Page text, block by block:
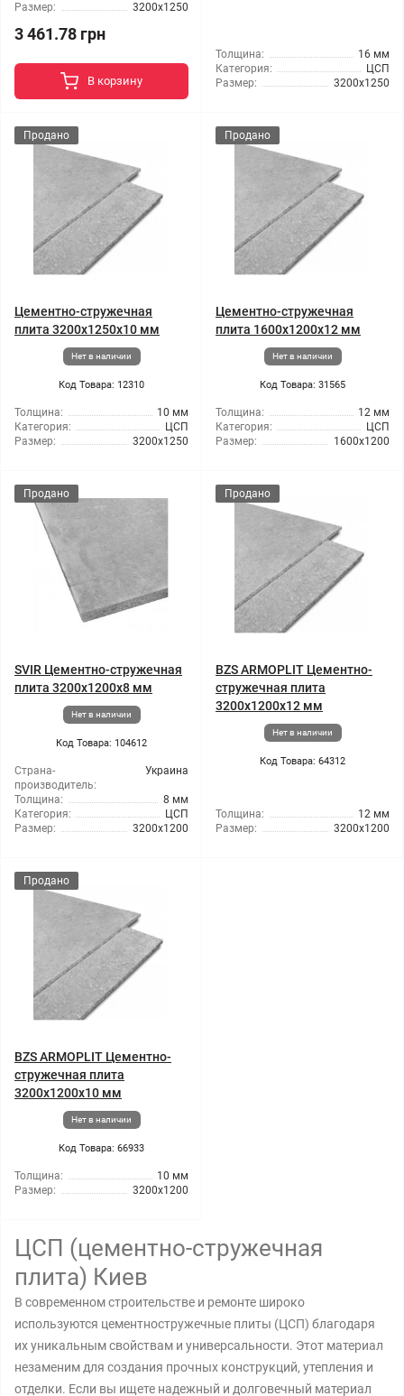
Размер:
3200x1250
3 461.78 грн
В корзину
Толщина:
16 мм
Категория:
ЦСП
Размер:
3200x1250
Продано
Цементно-стружечная
плита 3200x1250x10 мм
Нет в наличии
Код Товара: 12310
Толщина:
10 мм
Категория:
ЦСП
Размер:
3200x1250
Продано
Цементно-стружечная
плита 1600x1200x12 мм
Нет в наличии
Код Товара: 31565
Толщина:
12 мм
Категория:
ЦСП
Размер:
1600x1200
Продано
SVIR Цементно-стружечная
плита 3200x1200x8 мм
Нет в наличии
Код Товара: 104612
Страна-
производитель:
Украина
Толщина:
8 мм
Категория:
ЦСП
Размер:
3200x1200
Продано
BZS ARMOPLIT Цементно-
стружечная плита
3200x1200x12 мм
Нет в наличии
Код Товара: 64312
Толщина:
12 мм
Размер:
3200x1200
Продано
BZS ARMOPLIT Цементно-
стружечная плита
3200x1200x10 мм
Нет в наличии
Код Товара: 66933
Толщина:
10 мм
Размер:
3200x1200
ЦСП (цементно-стружечная
плита) Киев
В современном строительстве и ремонте широко
используются цементностружечные плиты (ЦСП) благодаря
их уникальным свойствам и универсальности. Этот материал
незаменим для создания прочных конструкций, утепления и
отделки. Если вы ищете надежный и долговечный материал